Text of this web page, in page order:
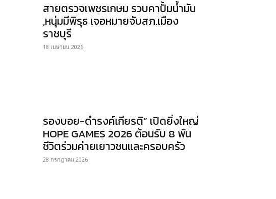
สายตรวจเพชรเกษม รวบคาปั้มน้ำมัน
,หนุ่มมีพิรุธ เจอหมายจับสภ.เมือง
ราชบุรี
18 เมษายน 2026
รองบอย-ดำรงค์เกียรติ” เปิดยิ่งใหญ่
HOPE GAMES 2026 ต้อนรับ 8 พัน
ชีวิตร่วมค่ายเยาวชนและครอบครัว
28 กรกฎาคม 2026